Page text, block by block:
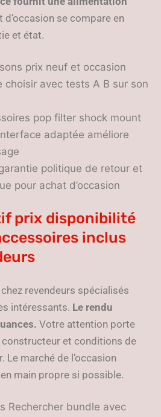
d’occasion se compare en
et état.
prix neuf et occasion
choisir avec tests A B sur son
pop filter shock mount
adaptée améliore
politique de retour et
pour achat d’occasion
prix disponibilité
inclus
revendeurs spécialisés
intéressants. Le rendu
Votre attention porte
constructeur et conditions de
Le marché de l’occasion
main propre si possible.
Rechercher bundle avec